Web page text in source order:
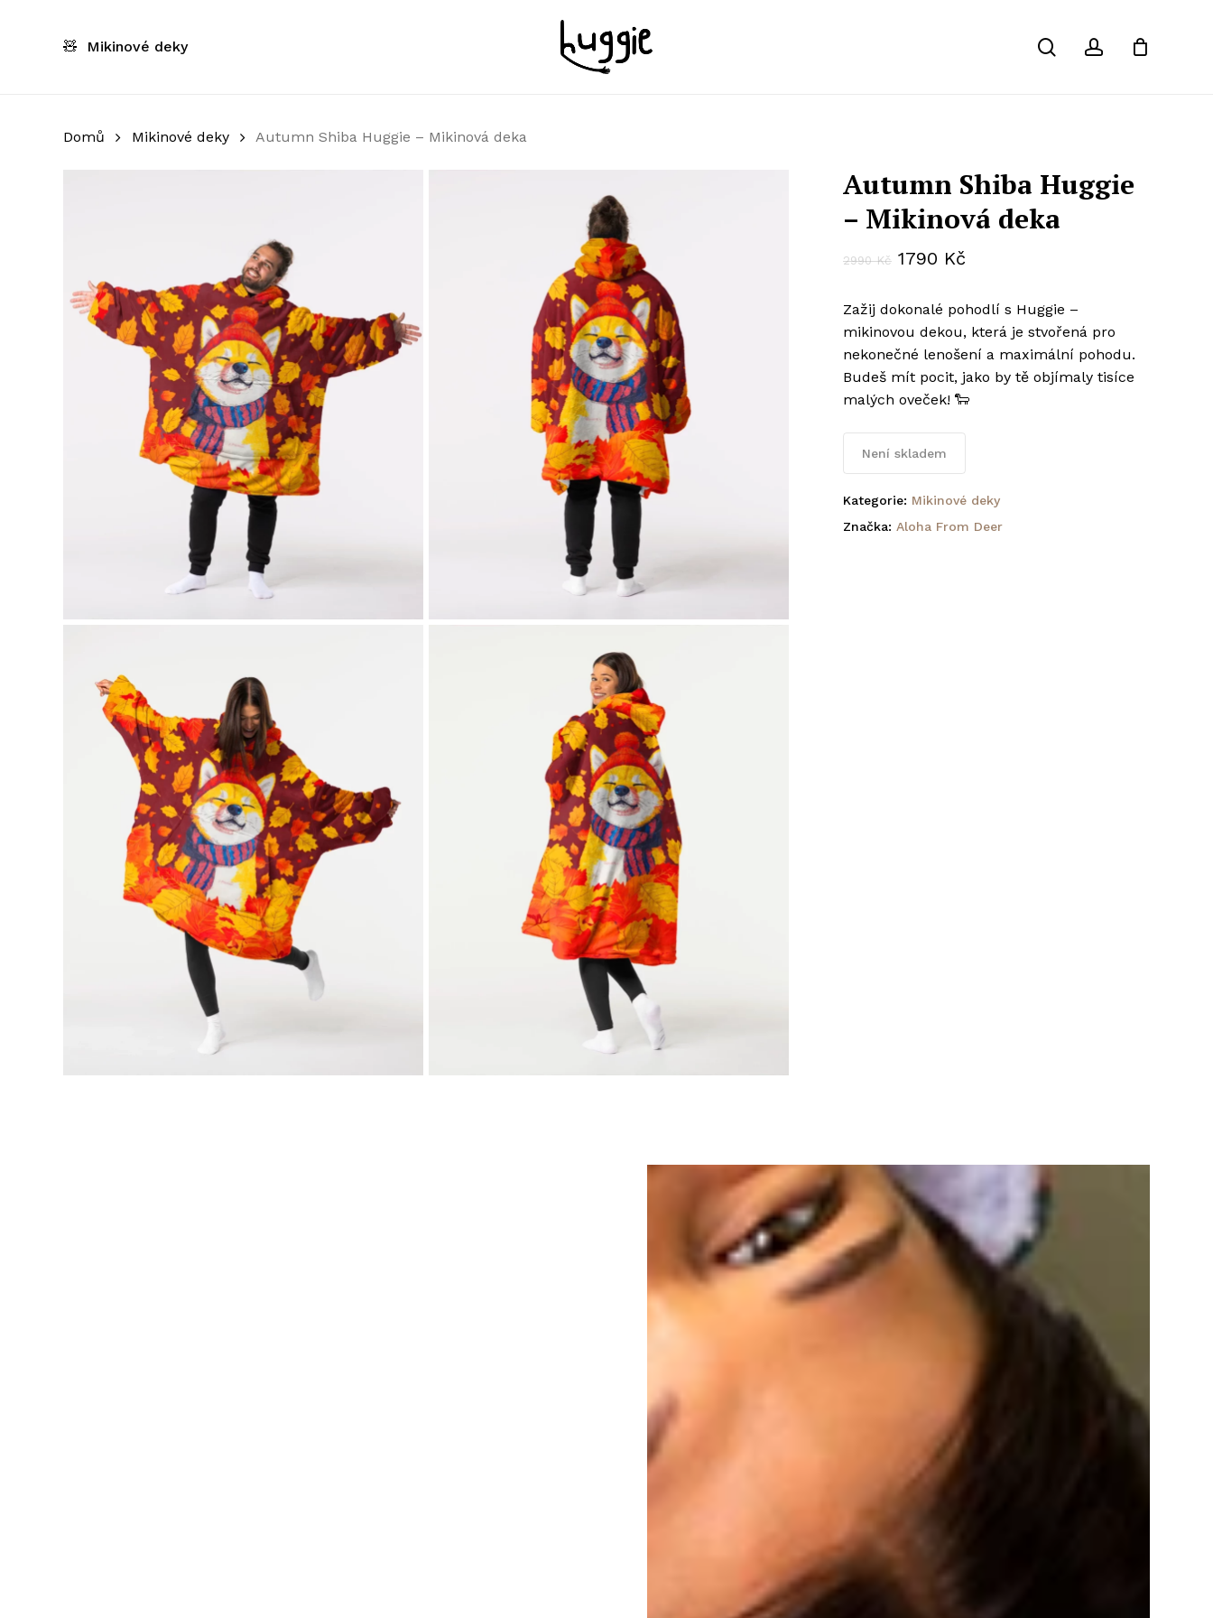
🧸 Mikinové deky searchaccount
Domů Mikinové deky Autumn Shiba Huggie – Mikinová deka
Autumn Shiba Huggie
– Mikinová deka
2990Kč Původní
byla:
2990 Kč.
1790 Kč
je:
1790 Kč.
Zažij dokonalé pohodlí s Huggie –
mikinovou dekou, která je stvořená pro
nekonečné lenošení a maximální pohodu.
Budeš mít pocit, jako by tě objímaly tisíce
malých oveček! 🐑
Není skladem
Kategorie: Mikinové deky
Značka: Aloha From Deer